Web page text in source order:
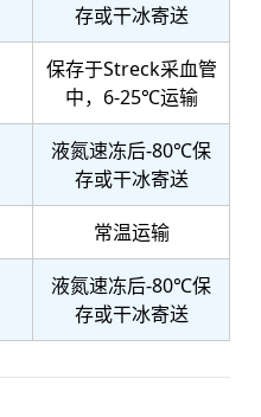
存或干冰寄送
保存于Streck采血管
中，6-25℃运输
液氮速冻后-80℃保
存或干冰寄送
常温运输
液氮速冻后-80℃保
存或干冰寄送